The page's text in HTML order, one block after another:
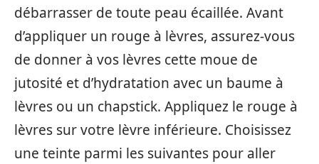
débarrasser de toute peau écaillée. Avant
d’appliquer un rouge à lèvres, assurez-vous
de donner à vos lèvres cette moue de
jutosité et d’hydratation avec un baume à
lèvres ou un chapstick. Appliquez le rouge à
lèvres sur votre lèvre inférieure. Choisissez
une teinte parmi les suivantes pour aller